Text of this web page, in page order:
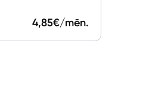
4,85€/mēn.